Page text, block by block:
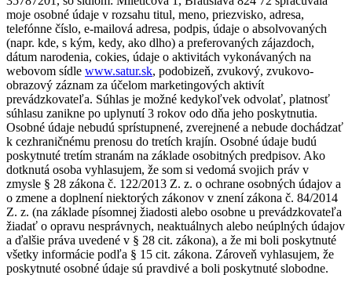
moje osobné údaje v rozsahu titul, meno, priezvisko, adresa,
telefónne číslo, e-mailová adresa, podpis, údaje o absolvovaných
(napr. kde, s kým, kedy, ako dlho) a preferovaných zájazdoch,
dátum narodenia, cokies, údaje o aktivitách vykonávaných na
webovom sídle www.satur.sk, podobizeň, zvukový, zvukovo-
obrazový záznam za účelom marketingových aktivít
prevádzkovateľa. Súhlas je možné kedykoľvek odvolať, platnosť
súhlasu zanikne po uplynutí 3 rokov odo dňa jeho poskytnutia.
Osobné údaje nebudú sprístupnené, zverejnené a nebude dochádzať
k cezhraničnému prenosu do tretích krajín. Osobné údaje budú
poskytnuté tretím stranám na základe osobitných predpisov. Ako
dotknutá osoba vyhlasujem, že som si vedomá svojich práv v
zmysle § 28 zákona č. 122/2013 Z. z. o ochrane osobných údajov a
o zmene a doplnení niektorých zákonov v znení zákona č. 84/2014
Z. z. (na základe písomnej žiadosti alebo osobne u prevádzkovateľa
žiadať o opravu nesprávnych, neaktuálnych alebo neúplných údajov
a ďalšie práva uvedené v § 28 cit. zákona), a že mi boli poskytnuté
všetky informácie podľa § 15 cit. zákona. Zároveň vyhlasujem, že
poskytnuté osobné údaje sú pravdivé a boli poskytnuté slobodne.